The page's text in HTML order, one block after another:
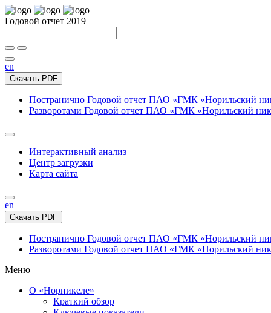
Годовой отчет 2019
en
Скачать PDF
Постранично Годовой отчет ПАО «ГМК «Норильский
Разворотами Годовой отчет ПАО «ГМК «Норильский
Интерактивный анализ
Центр загрузки
Карта сайта
en
Скачать PDF
Постранично Годовой отчет ПАО «ГМК «Норильский
Разворотами Годовой отчет ПАО «ГМК «Норильский
Меню
О «Норникеле»
Краткий обзор